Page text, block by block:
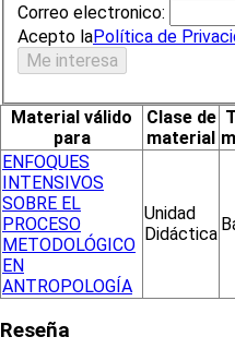
Correo electronico:
Acepto laPolítica de
Material válido
para
Clase de
material
ENFOQUES
INTENSIVOS
SOBRE EL
PROCESO
METODOLÓGICO
EN
ANTROPOLOGÍA
Unidad
Didáctica
Reseña